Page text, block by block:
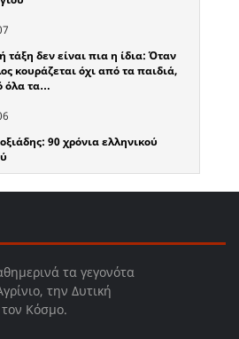
τάξη δεν είναι πια η ίδια: Όταν
κουράζεται όχι από τα παιδιά,
όλα τα…
90 χρόνια ελληνικού
τα γεγονότα
την Δυτική
Κόσμο.